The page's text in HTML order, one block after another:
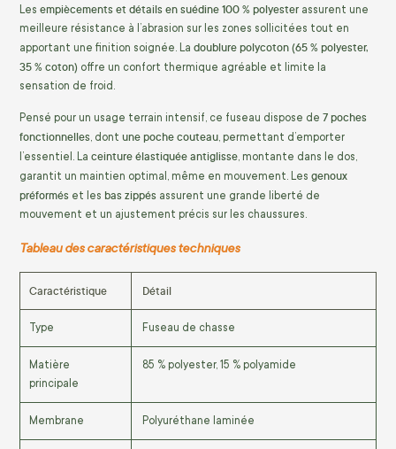
Les empiècements et détails en suédine 100 % polyester assurent une
meilleure résistance à l’abrasion sur les zones sollicitées tout en
apportant une finition soignée. La doublure polycoton (65 % polyester,
35 % coton) offre un confort thermique agréable et limite la
sensation de froid.
Pensé pour un usage terrain intensif, ce fuseau dispose de 7 poches
fonctionnelles , dont une poche couteau , permettant d’emporter
l’essentiel. La ceinture élastiquée antiglisse , montante dans le dos,
garantit un maintien optimal, même en mouvement. Les genoux
préformés et les bas zippés assurent une grande liberté de
mouvement et un ajustement précis sur les chaussures.
Tableau des caractéristiques techniques
Caractéristique Détail
Type Fuseau de chasse
Matière
principale
85 % polyester, 15 % polyamide
Membrane Polyuréthane laminée